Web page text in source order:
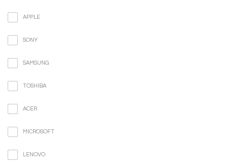
APPLE
SONY
SAMSUNG
TOSHIBA
ACER
MICROSOFT
LENOVO